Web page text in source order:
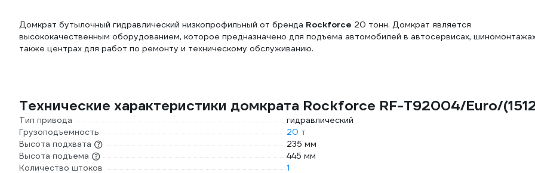
Домкрат бутылочный гидравлический низкопрофильный от бренда Rockforce 20 тонн. Домкрат является
высококачественным оборудованием, которое предназначено для подъема автомобилей в автосервисах,
также центрах для работ по ремонту и техническому обслуживанию.
Технические характеристики домкрата Rockforce RF-T92004/Euro/
Тип привода
гидравлический
Грузоподъемность
20 т
Высота подхвата
235 мм
Высота подъема
445 мм
Количество штоков
1